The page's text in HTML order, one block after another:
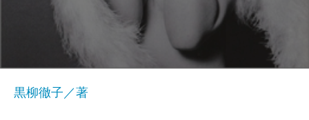
黒柳徹子／著